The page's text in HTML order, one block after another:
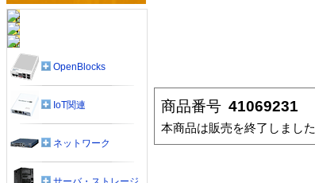
商品番号 41069231
本商品は販売を終了しました
OpenBlocks
IoT関連
ネットワーク